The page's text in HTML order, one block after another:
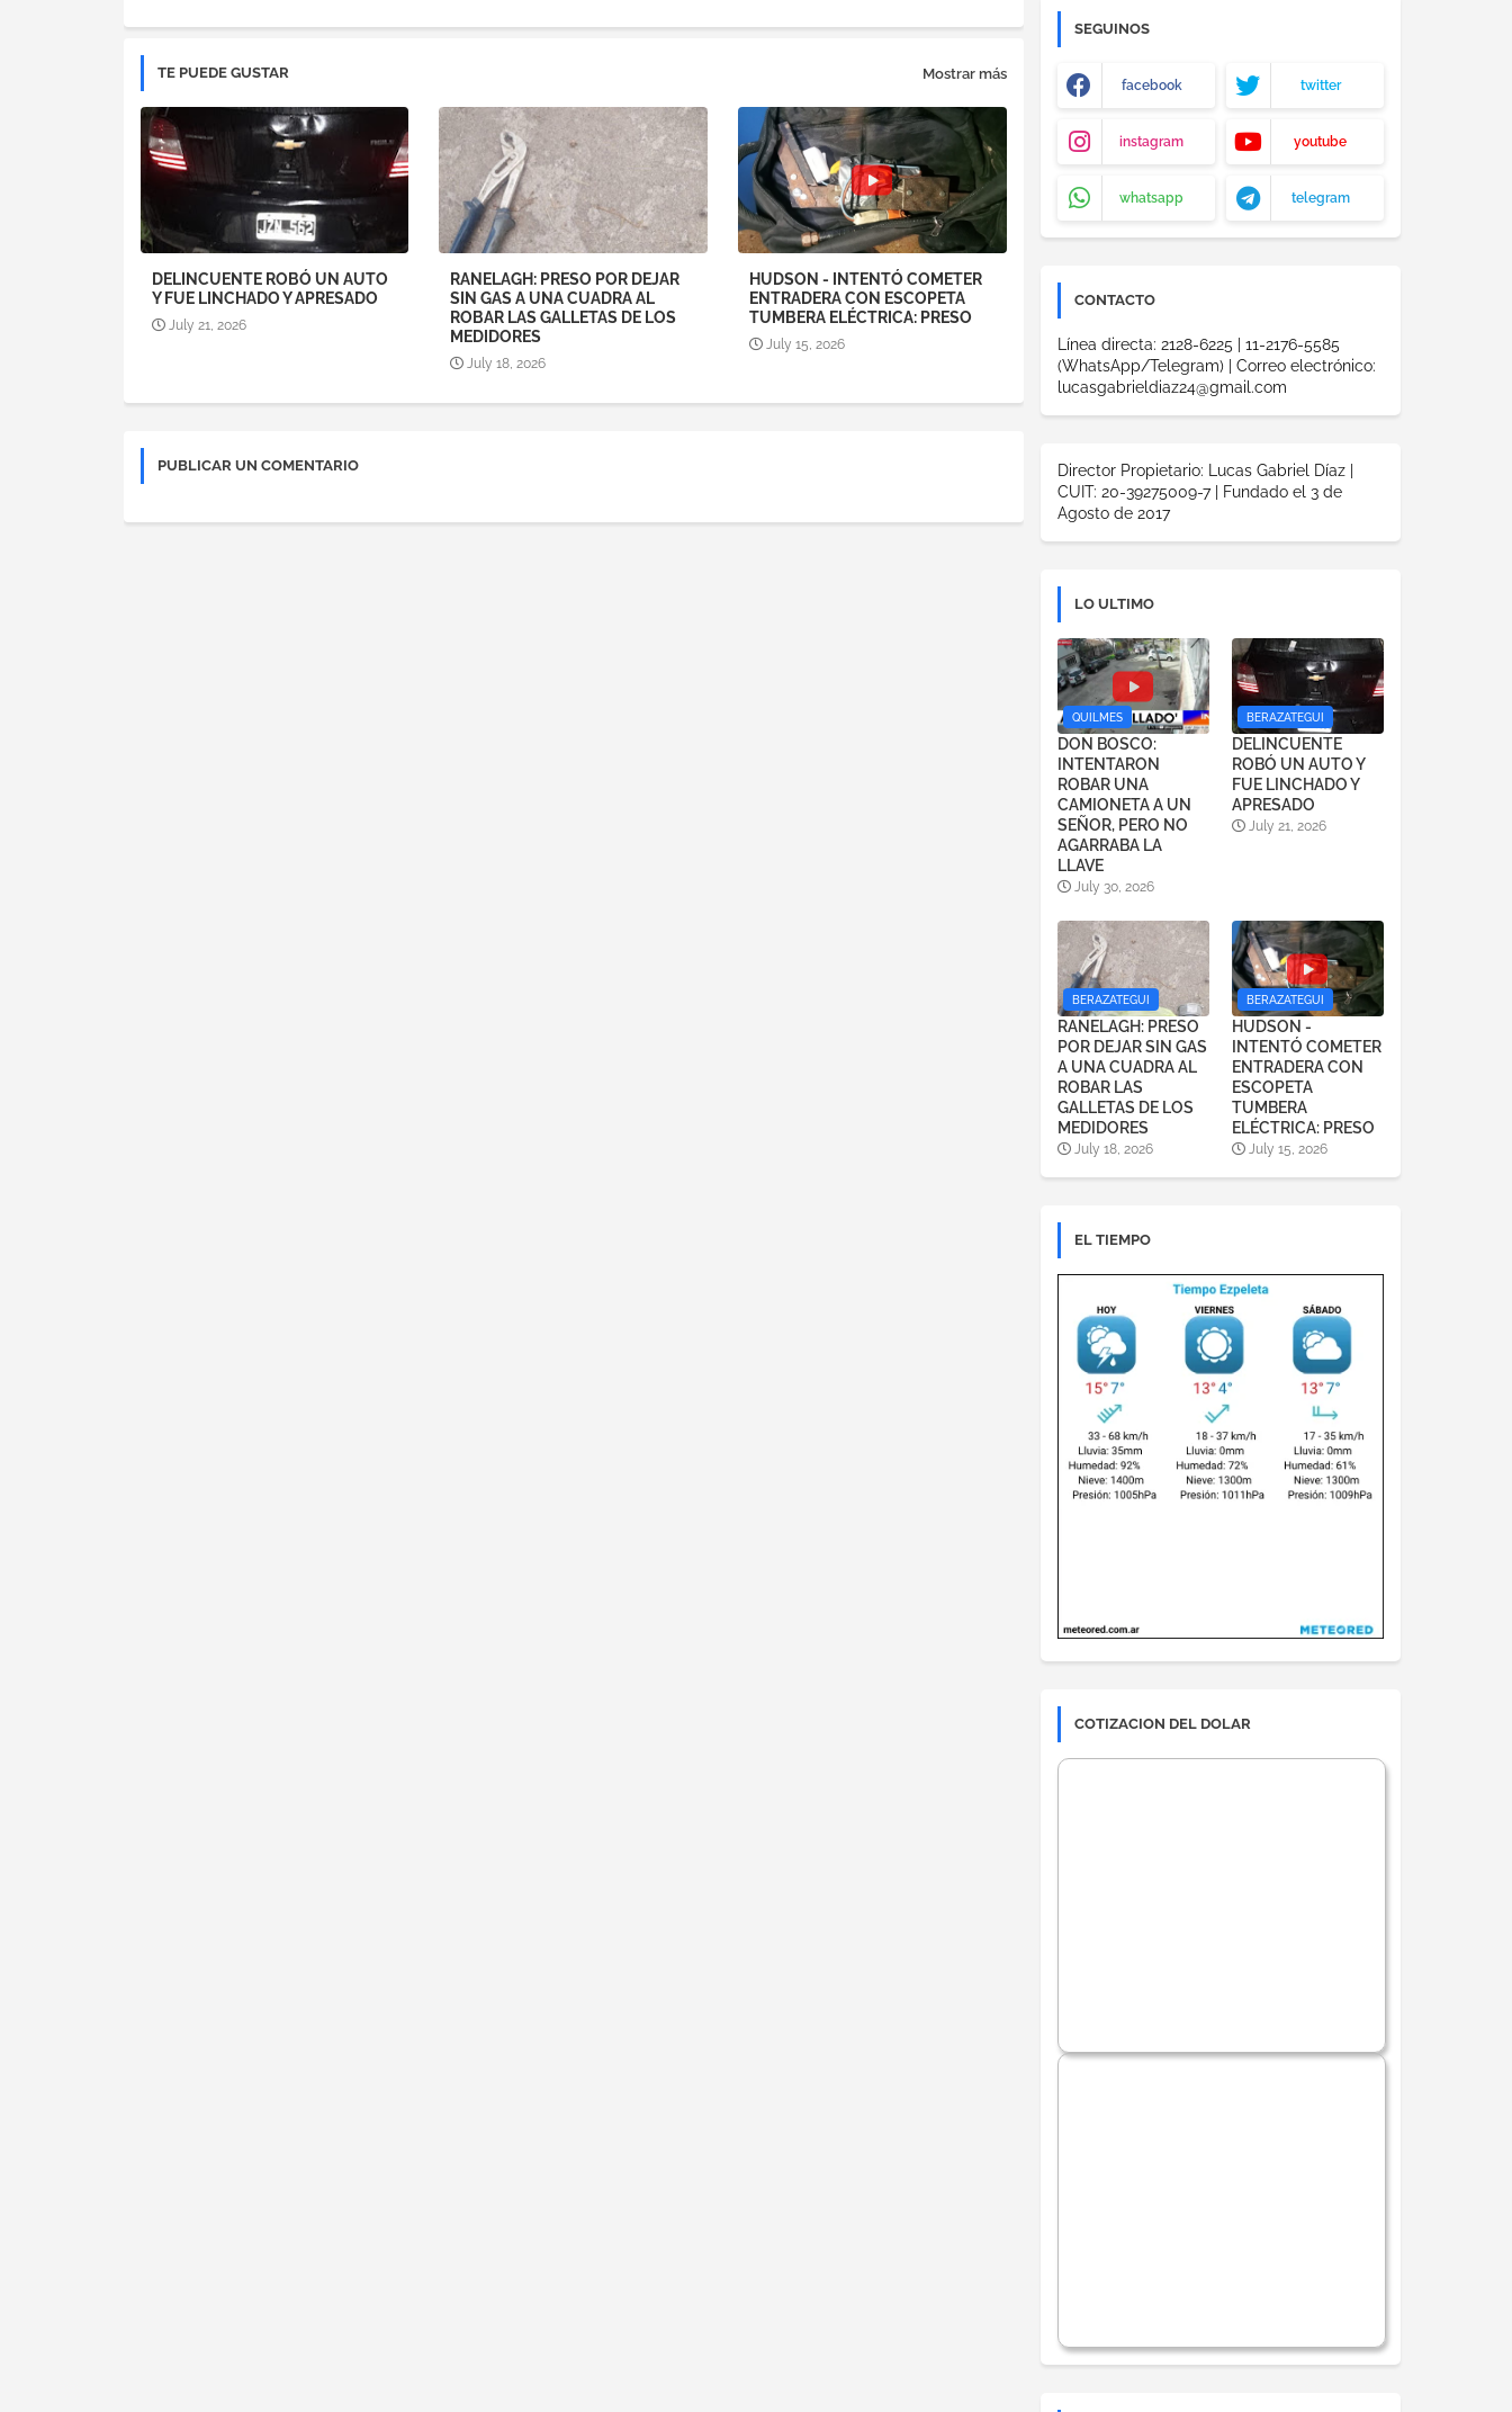
TE PUEDE GUSTAR Mostrar más
DELINCUENTE ROBÓ UN AUTO
Y FUE LINCHADO Y APRESADO
July 21, 2026
RANELAGH: PRESO POR DEJAR
SIN GAS A UNA CUADRA AL
ROBAR LAS GALLETAS DE LOS
MEDIDORES
July 18, 2026
HUDSON - INTENTÓ COMETER
ENTRADERA CON ESCOPETA
TUMBERA ELÉCTRICA: PRESO
July 15, 2026
PUBLICAR UN COMENTARIO
SEGUINOS
facebook twitter
instagram youtube
whatsapp telegram
CONTACTO
Línea directa: 2128-6225 | 11-2176-5585
(WhatsApp/Telegram) | Correo electrónico:
lucasgabrieldiaz24@gmail.com
Director Propietario: Lucas Gabriel Díaz |
CUIT: 20-39275009-7 | Fundado el 3 de
Agosto de 2017
LO ULTIMO
QUILMES
DON BOSCO:
INTENTARON
ROBAR UNA
CAMIONETA A UN
SEÑOR, PERO NO
AGARRABA LA
LLAVE
July 30, 2026
BERAZATEGUI
DELINCUENTE
ROBÓ UN AUTO Y
FUE LINCHADO Y
APRESADO
July 21, 2026
BERAZATEGUI
RANELAGH: PRESO
POR DEJAR SIN GAS
A UNA CUADRA AL
ROBAR LAS
GALLETAS DE LOS
MEDIDORES
July 18, 2026
BERAZATEGUI
HUDSON -
INTENTÓ COMETER
ENTRADERA CON
ESCOPETA
TUMBERA
ELÉCTRICA: PRESO
July 15, 2026
EL TIEMPO
COTIZACION DEL DOLAR